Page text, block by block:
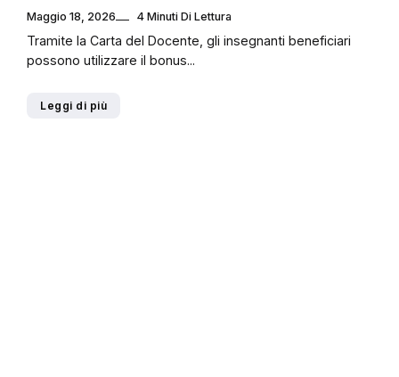
Maggio 18, 2026 4 Minuti Di Lettura
Tramite la Carta del Docente, gli insegnanti beneficiari
possono utilizzare il bonus...
Leggi di più